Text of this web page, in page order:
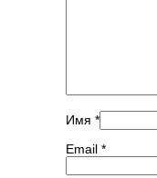
Имя *
Email *